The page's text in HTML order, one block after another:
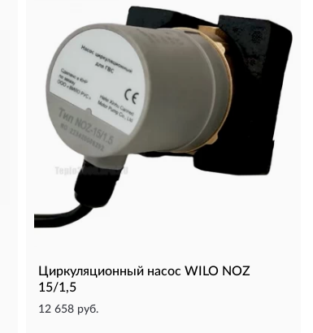
Циркуляционный насос WILO NOZ
15/1,5
12 658 руб.